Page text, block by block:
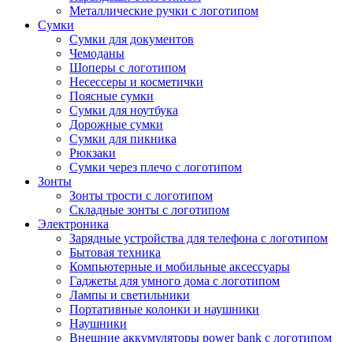
Металлические ручки с логотипом
Сумки
Сумки для документов
Чемоданы
Шоперы с логотипом
Несессеры и косметички
Поясные сумки
Сумки для ноутбука
Дорожные сумки
Сумки для пикника
Рюкзаки
Сумки через плечо с логотипом
Зонты
Зонты трости с логотипом
Складные зонты с логотипом
Электроника
Зарядные устройства для телефона с логотипом
Бытовая техника
Компьютерные и мобильные аксессуары
Гаджеты для умного дома с логотипом
Лампы и светильники
Портативные колонки и наушники
Наушники
Внешние аккумуляторы power bank с логотипом